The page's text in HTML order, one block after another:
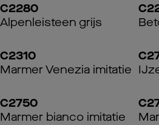
C2280
Alpenleisteen grijs
C2310
Marmer Venezia imitatie
C2750
Marmer bianco imitatie